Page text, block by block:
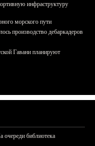
инфраструктуру
морского пути
производство дебаркадеров
Гавани планируют
очереди библиотека